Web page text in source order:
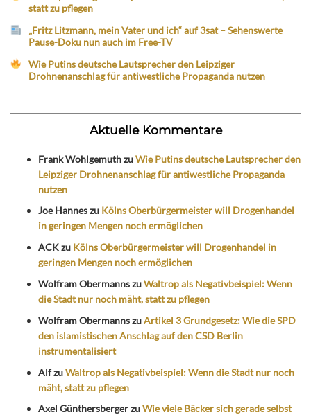
statt zu pflegen
„Fritz Litzmann, mein Vater und ich“ auf 3sat – Sehenswerte
Pause-Doku nun auch im Free-TV
Wie Putins deutsche Lautsprecher den Leipziger
Drohnenanschlag für antiwestliche Propaganda nutzen
Aktuelle Kommentare
Frank WohlgemuthzuWie Putins deutsche Lautsprecher den
Leipziger Drohnenanschlag für antiwestliche Propaganda
nutzen
Joe Hanneszu Kölns Oberbürgermeister will Drogenhandel
in geringen Mengen noch ermöglichen
ACKzu Kölns Oberbürgermeister will Drogenhandel in
geringen Mengen noch ermöglichen
Wolfram ObermannszuWaltrop als Negativbeispiel: Wenn
die Stadt nur noch mäht, statt zu pflegen
Wolfram ObermannszuArtikel 3 Grundgesetz: Wie die SPD
den islamistischen Anschlag auf den CSD Berlin
instrumentalisiert
AlfzuWaltrop als Negativbeispiel: Wenn die Stadt nur noch
mäht, statt zu pflegen
Axel GünthersbergerzuWie viele Bäcker sich gerade selbst